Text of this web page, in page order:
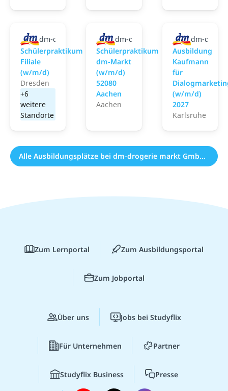
dm-drogerie markt GmbH + Co. KG
Schülerpraktikum
Filiale
(w/m/d)
Dresden
+6
weitere
Standorte
dm-drogerie markt GmbH + Co.
Schülerpraktikum
dm-Markt
(w/m/d)
52080
Aachen
Aachen
dm-
Ausbildung
Kaufmann
für
(w/m/d)
2027
Karlsruhe
Alle Ausbildungsplätze bei dm-drogerie markt GmbH + Co. KG (3576)
Zum Lernportal Zum Ausbildungsportal
Zum Jobportal
Über uns Jobs bei Studyflix
Für Unternehmen Partner
Studyflix Business Presse